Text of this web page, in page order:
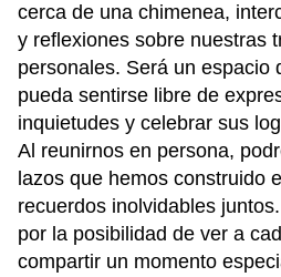
cerca de una chimenea,
y reflexiones sobre nuestras
personales. Será un espacio
pueda sentirse libre de
inquietudes y celebrar sus
Al reunirnos en persona,
lazos que hemos construido
recuerdos inolvidables
por la posibilidad de ver a
compartir un momento